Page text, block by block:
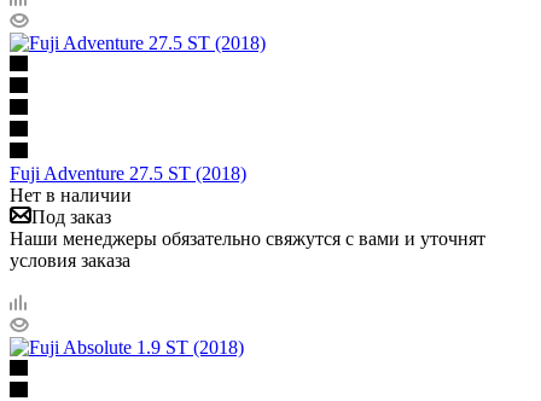
Fuji Adventure 27.5 ST (2018)
Нет в наличии
Под заказ
Наши менеджеры обязательно свяжутся с вами и уточнят
условия заказа